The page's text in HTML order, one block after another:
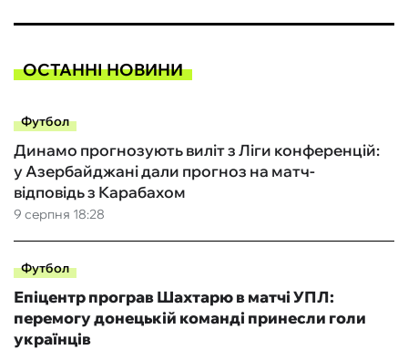
ОСТАННІ НОВИНИ
Футбол
9 серпня 18:28
Динамо прогнозують виліт з Ліги конференцій:
у Азербайджані дали прогноз на матч-
відповідь з Карабахом
Футбол
Епіцентр програв Шахтарю в матчі УПЛ:
перемогу донецькій команді принесли голи
українців